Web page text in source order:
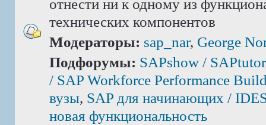
отнести ни к одному из
технических компонентов
Модераторы: sap_nar, George
Подфорумы: SAPshow / SAPtutor
/ SAP Workforce Performance
вузы, SAP для начинающих /
новая функциональность